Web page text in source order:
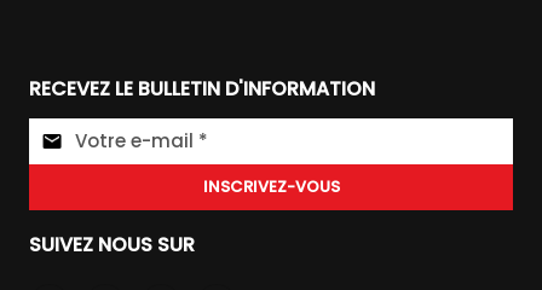
RECEVEZ LE BULLETIN D'INFORMATION
INSCRIVEZ-VOUS
SUIVEZ NOUS SUR